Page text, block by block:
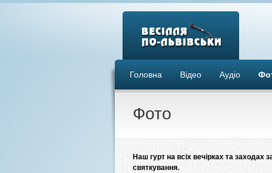
Головна Відео Аудіо
Фото
Наш гурт на всіх вечірках та заходах
святкування.